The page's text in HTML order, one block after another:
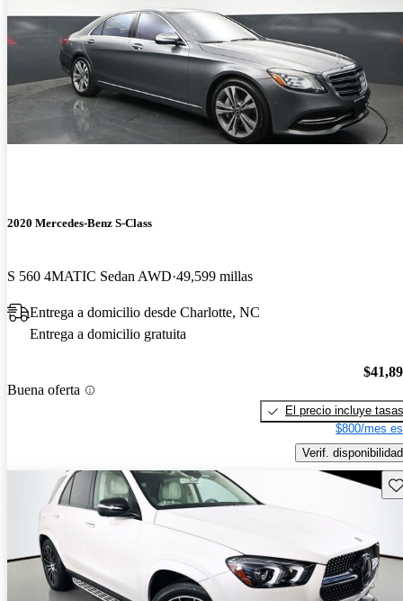
2020 Mercedes-Benz S-Class
S 560 4MATIC Sedan AWD 49,599 millas
Entrega a domicilio desde Charlotte, NC
Entrega a domicilio gratuita
Buena oferta
El precio incluye tasas
$800/mes
Verif. disponibilidad